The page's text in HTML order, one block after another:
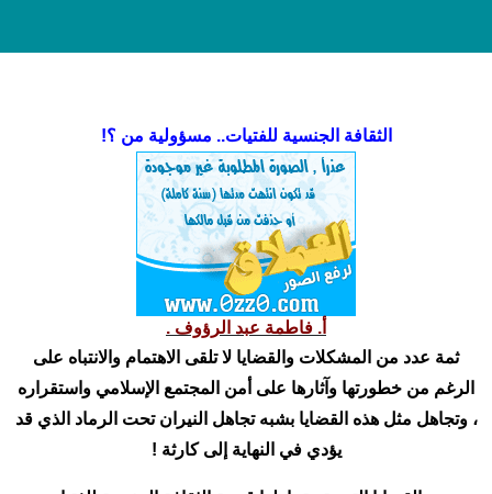
الثقافة الجنسية للفتيات.. مسؤولية من ؟!
أ. فاطمة عبد الرؤوف .
ثمة عدد من المشكلات والقضايا لا تلقى الاهتمام والانتباه على
الرغم من خطورتها وآثارها على أمن المجتمع الإسلامي واستقراره
، وتجاهل مثل هذه القضايا بشبه تجاهل النيران تحت الرماد الذي قد
يؤدي في النهاية إلى كارثة !